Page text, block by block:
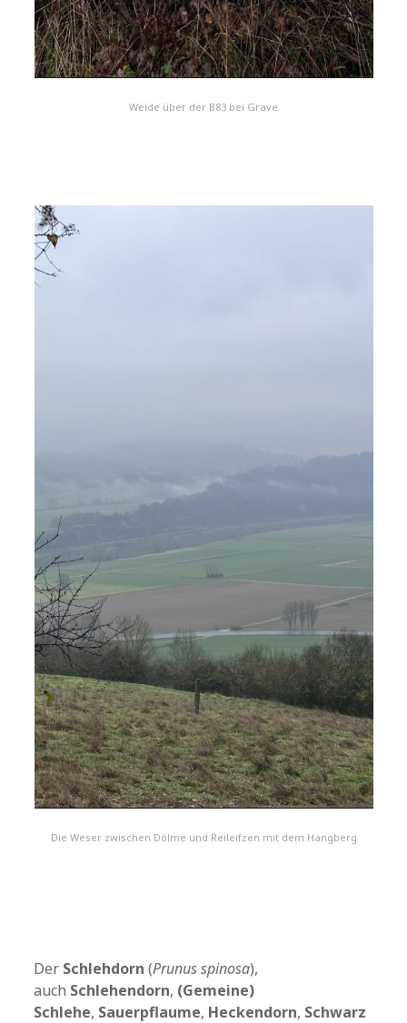
Weide über der B83 bei Grave
Die Weser zwischen Dölme und Reileifzen mit dem Hangberg
Der Schlehdorn (Prunus spinosa),
auch Schlehendorn, (Gemeine)
Schlehe, Sauerpflaume, Heckendorn, Schwarz